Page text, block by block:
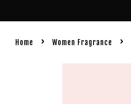
Home › Women Fragrance ›